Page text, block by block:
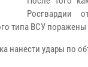
Росгвардии
типа ВСУ поражены
нанести удары по